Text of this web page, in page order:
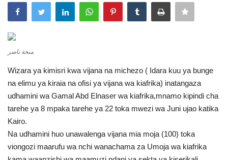
Wasiliana
Misri
Urithi wa Nasser
Harakati ya Nasser kwa Vijana
منحة ناصر
Wizara ya kimisri kwa vijana na michezo ( Idara kuu ya bunge
na elimu ya kiraia na ofisi ya vijana wa kiafrika) inatangaza
udhamini wa Gamal Abd Elnaser wa kiafrika,mnamo kipindi cha
tarehe ya 8 mpaka tarehe ya 22 toka mwezi wa Juni ujao katika
Kairo.
Na udhamini huo unawalenga vijana mia moja (100) toka
viongozi maarufu wa nchi wanachama za Umoja wa kiafrika